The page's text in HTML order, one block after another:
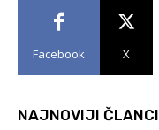
Facebook X
NAJNOVIJI ČLANCI